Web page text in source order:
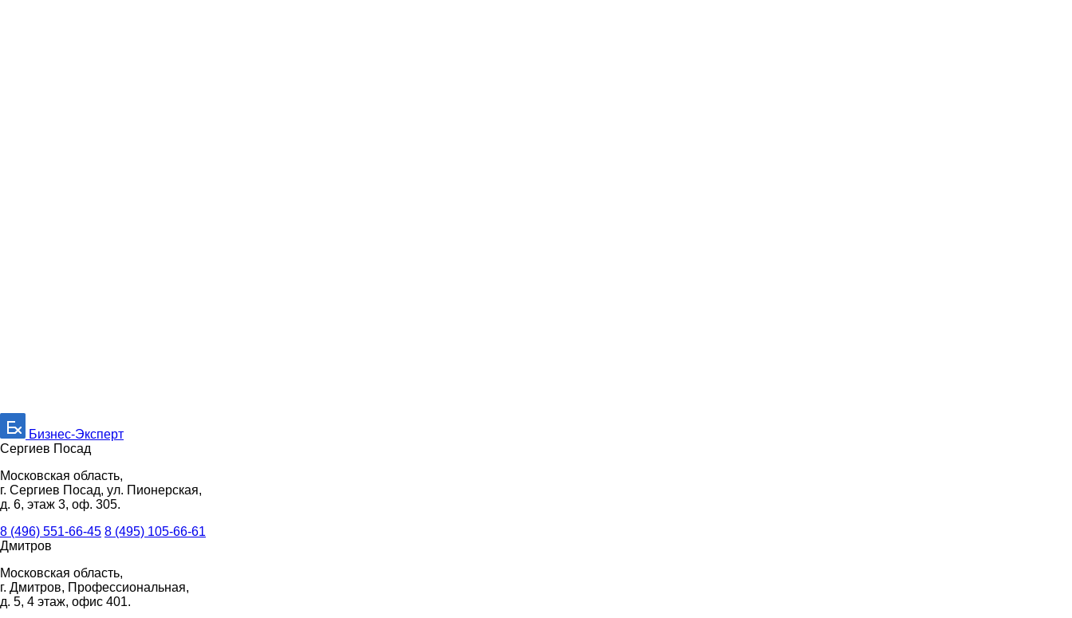
Бизнес-Эксперт
Сергиев Посад
Московская область,
г. Сергиев Посад, ул. Пионерская,
д. 6, этаж 3, оф. 305.
8 (496) 551-66-45 8 (495) 105-66-61
Дмитров
Московская область,
г. Дмитров, Профессиональная,
д. 5, 4 этаж, офис 401.